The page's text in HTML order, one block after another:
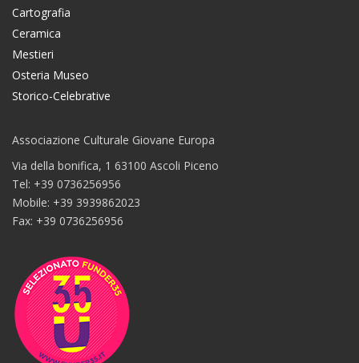
Cartografia
Ceramica
Mestieri
Osteria Museo
Storico-Celebrative
Associazione Culturale Giovane Europa
Via della bonifica, 1 63100 Ascoli Piceno
Tel: +39 0736256956
Mobile: +39 3939862023
Fax: +39 0736256956